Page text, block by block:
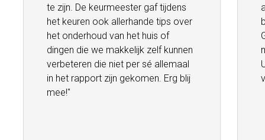
te zijn. De keurmeester gaf tijdens
het keuren ook allerhande tips over
het onderhoud van het huis of
dingen die we makkelijk zelf kunnen
verbeteren die niet per sé allemaal
in het rapport zijn gekomen. Erg blij
mee!"